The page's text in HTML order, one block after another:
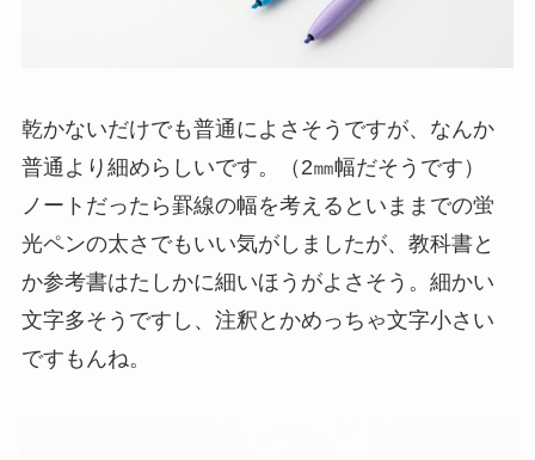
乾かないだけでも普通によさそうですが、なんか
普通より細めらしいです。（2㎜幅だそうです）
ノートだったら罫線の幅を考えるといままでの蛍
光ペンの太さでもいい気がしましたが、教科書と
か参考書はたしかに細いほうがよさそう。細かい
文字多そうですし、注釈とかめっちゃ文字小さい
ですもんね。